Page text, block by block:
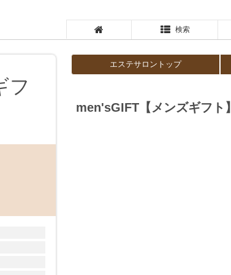
検索
フ
エステサロントップ
men'sGIFT【メンズギフト】